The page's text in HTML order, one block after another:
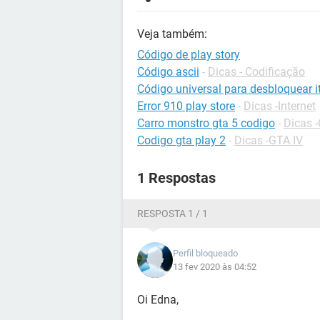
Veja também:
Código de play story
Código ascii - Dicas - Codificação
Código universal para desbloquear
Error 910 play store - Dicas -Internet
Carro monstro gta 5 codigo - Dicas
Codigo gta play 2 - Dicas -GTA IV
1 Respostas
RESPOSTA 1 / 1
Perfil bloqueado
13 fev 2020 às 04:52
Oi Edna,